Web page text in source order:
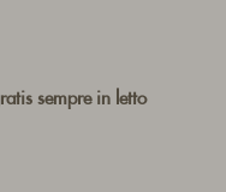
sempre in letto